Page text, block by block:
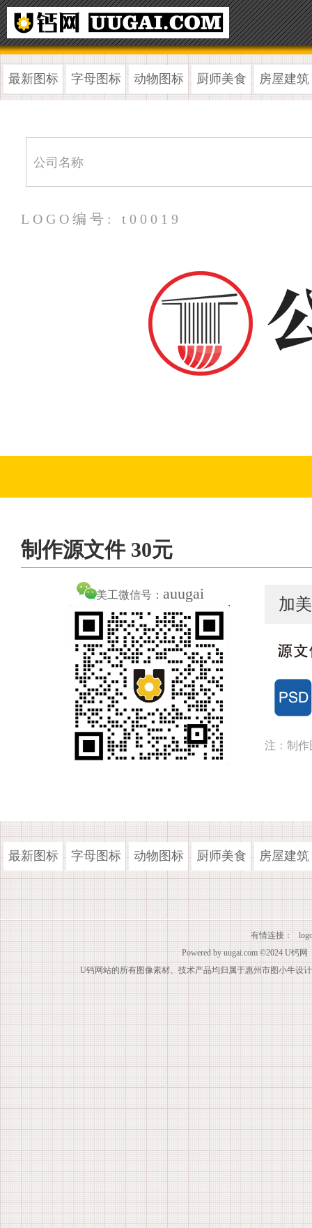
最新图标 字母图标 动物图标 厨师美食 房屋建筑
LOGO编号: t00019
制作源文件 30元
美工微信号： auugai
加
注：制作
最新图标 字母图标 动物图标 厨师美食 房屋建筑
有情连接：
Powered by uugai.com ©2024 U钙网
U钙网站的所有图像素材、技术产品均归属于惠州市图小牛设